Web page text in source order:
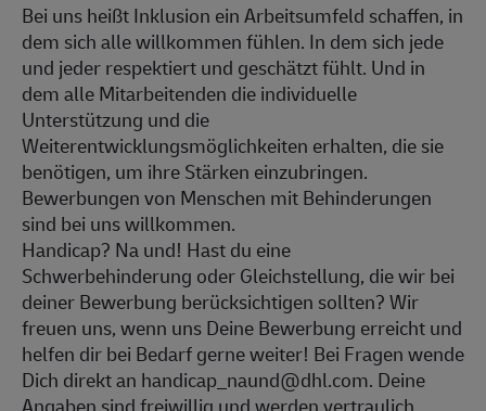
Bei uns heißt Inklusion ein Arbeitsumfeld schaffen, in
dem sich alle willkommen fühlen. In dem sich jede
und jeder respektiert und geschätzt fühlt. Und in
dem alle Mitarbeitenden die individuelle
Unterstützung und die
Weiterentwicklungsmöglichkeiten erhalten, die sie
benötigen, um ihre Stärken einzubringen.
Bewerbungen von Menschen mit Behinderungen
sind bei uns willkommen.
Handicap? Na und! Hast du eine
Schwerbehinderung oder Gleichstellung, die wir bei
deiner Bewerbung berücksichtigen sollten? Wir
freuen uns, wenn uns Deine Bewerbung erreicht und
helfen dir bei Bedarf gerne weiter! Bei Fragen wende
Dich direkt an handicap_naund@dhl.com. Deine